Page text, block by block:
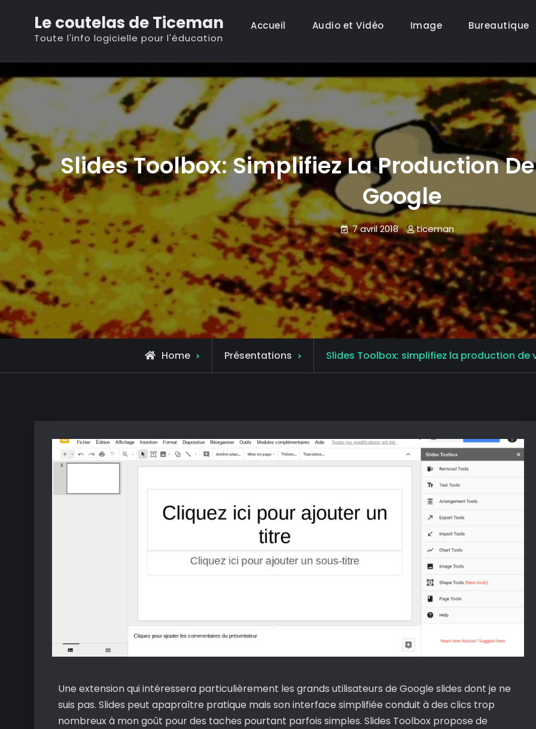
content
Le coutelas de Ticeman
Toute l'info logicielle pour l'éducation
Accueil Audio et Vidéo Image Bureautique
Slides Toolbox: Simplifiez La Production
Google
7 avril 2018 ticeman
Home Présentations Slides Toolbox: simplifiez la production
Une extension qui intéressera particulièrement les grands utilisateurs de Google slides dont je ne
suis pas. Slides peut apapraître pratique mais son interface simplifiée conduit à des clics trop
nombreux à mon goût pour des taches pourtant parfois simples. Slides Toolbox propose de